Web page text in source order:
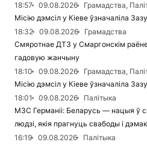
18:57
09.08.2026
Грамадства,
Місію дэмсіл у Кіеве ўзначаліла
18:32
09.08.2026
Грамадства
Смяротнае ДТЗ у Смаргонскім
гадовую жанчыну
18:10
09.08.2026
Грамадства,
Місію дэмсіл у Кіеве ўзначаліла
18:01
09.08.2026
Палітыка
МЗС Германіі: Беларусь — нацыя ў
людзі, якія прагнуць свабоды і
16:19
09.08.2026
Палітыка